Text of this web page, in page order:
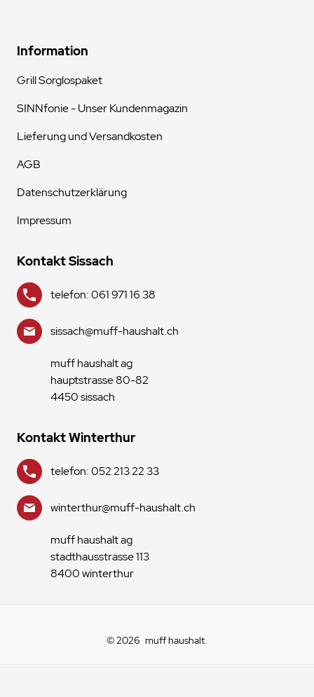
Information
Grill Sorglospaket
SINNfonie - Unser Kundenmagazin
Lieferung und Versandkosten
AGB
Datenschutzerklärung
Impressum
Kontakt Sissach
telefon: 061 971 16 38
sissach@muff-haushalt.ch
muff haushalt ag
hauptstrasse 80-82
4450 sissach
Kontakt Winterthur
telefon: 052 213 22 33
winterthur@muff-haushalt.ch
muff haushalt ag
stadthausstrasse 113
8400 winterthur
© 2026 muff haushalt.